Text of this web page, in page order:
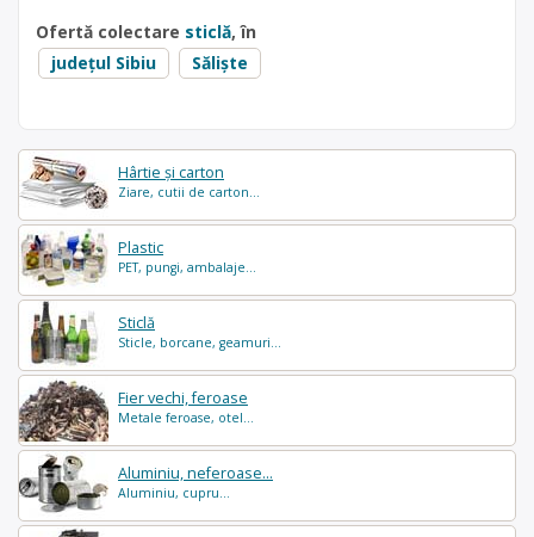
Hârtie și carton
Ziare, cutii de carton...
Plastic
PET, pungi, ambalaje...
Sticlă
Sticle, borcane, geamuri...
Fier vechi, feroase
Metale feroase, otel...
Aluminiu, neferoase...
Aluminiu, cupru...
Ofertă colectare sticlă, în
județul Sibiu
Săliște